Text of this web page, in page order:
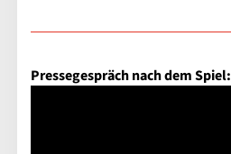
Pressegespräch nach dem Spiel: